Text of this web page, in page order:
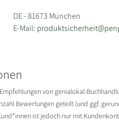
DE - 81673 München
E-Mail:
von genialokal-
Bewertungen geteilt (und ggf.
ist jedoch nur mit